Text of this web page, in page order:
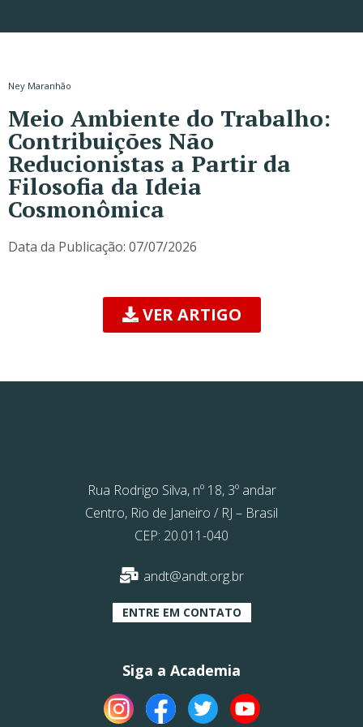
Ney Maranhão
Meio Ambiente do Trabalho:
Contribuições Não
Reducionistas a Partir da
Filosofia da Ideia
Cosmonômica
Data da Publicação: 07/07/2026
VER ARTIGO
Rua Rodrigo Silva, nº 18, 3º andar
Centro, Rio de Janeiro / RJ – Brasil
CEP: 20.011-040
andt@andt.org.br
ENTRE EM CONTATO
Siga a Academia